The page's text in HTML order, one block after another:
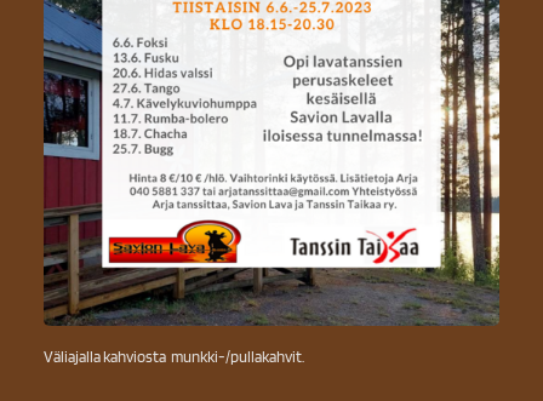
Väliajalla kahviosta munkki-/pullakahvit.